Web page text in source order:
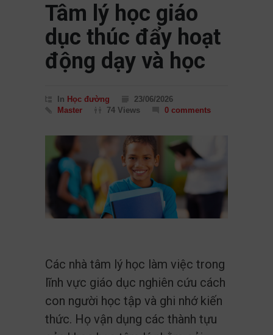
Tâm lý học giáo
dục thúc đẩy hoạt
động dạy và học
In Học đường
23/06/2026
Master
74 Views 0 comments
Các nhà tâm lý học làm việc trong
lĩnh vực giáo dục nghiên cứu cách
con người học tập và ghi nhớ kiến
thức. Họ vận dụng các thành tựu